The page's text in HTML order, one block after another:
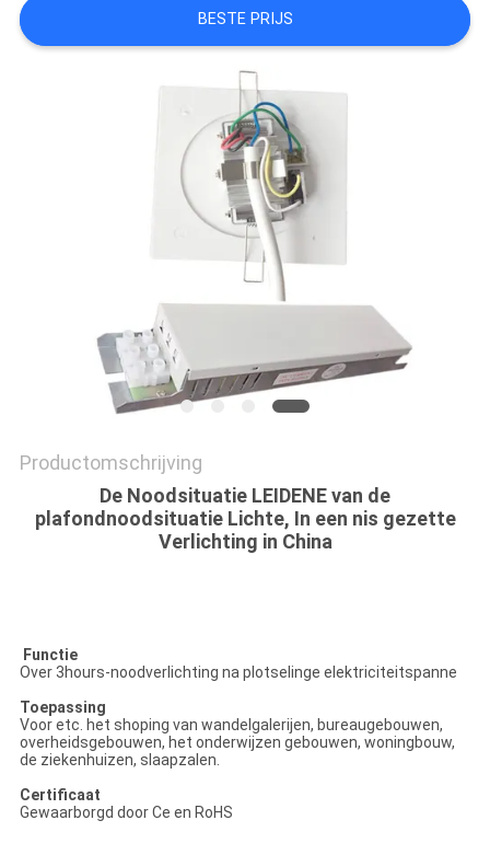
BESTE PRIJS
Productomschrijving
De Noodsituatie LEIDENE van de
plafondnoodsituatie Lichte, In een nis gezette
Verlichting in China
Functie
Over 3hours-noodverlichting na plotselinge elektriciteitspanne
Toepassing
Voor etc. het shoping van wandelgalerijen, bureaugebouwen,
overheidsgebouwen, het onderwijzen gebouwen, woningbouw,
de ziekenhuizen, slaapzalen.
Certificaat
Gewaarborgd door Ce en RoHS